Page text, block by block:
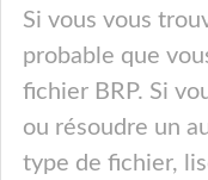
Si vous vous
probable que
fichier BRP. Si
ou résoudre un
type de fichier,